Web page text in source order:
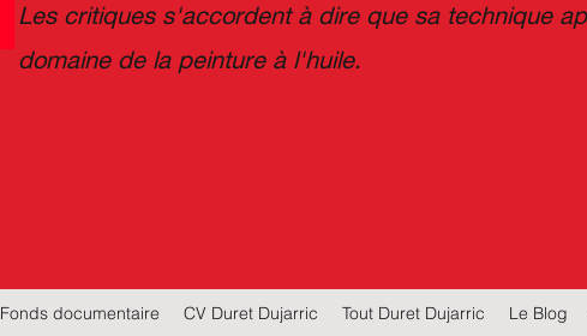
Les critiques s'accordent à dire que sa technique
domaine de la peinture à l'huile.
Fonds documentaire CV Duret Dujarric Tout Duret Dujarric Le Blog